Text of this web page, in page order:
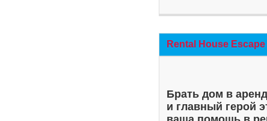
Rental House Escape
Брать дом в
и главный герой